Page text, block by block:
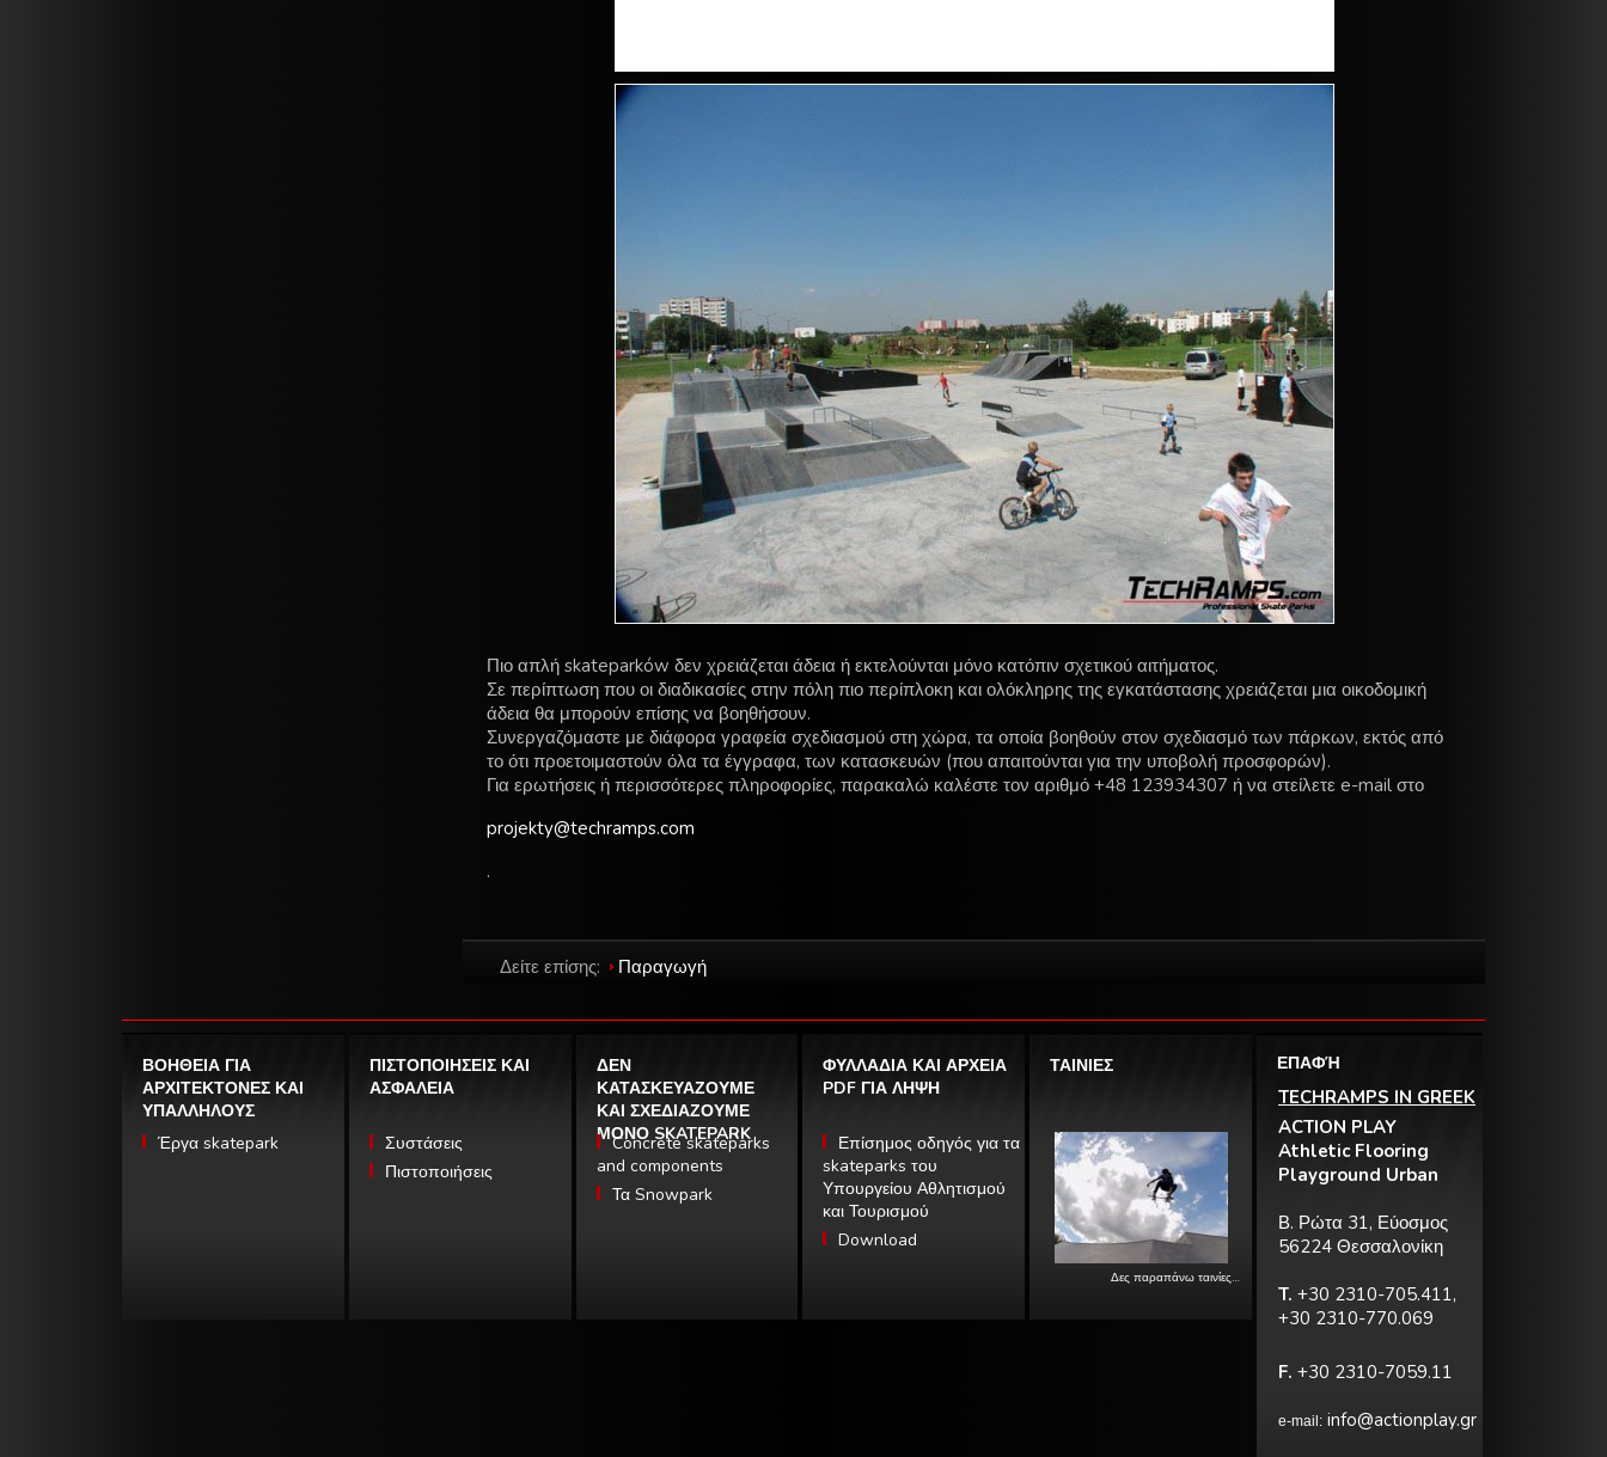
Πιο απλή skateparków δεν χρειάζεται άδεια ή εκτελούνται μόνο κατόπιν σχετικού αιτήματος.
Σε περίπτωση που οι διαδικασίες στην πόλη πιο περίπλοκη και ολόκληρης της εγκατάστασης χρειάζεται μια οικοδομική
άδεια θα μπορούν επίσης να βοηθήσουν.
Συνεργαζόμαστε με διάφορα γραφεία σχεδιασμού στη χώρα, τα οποία βοηθούν στον σχεδιασμό των πάρκων, εκτός από
το ότι προετοιμαστούν όλα τα έγγραφα, των κατασκευών (που απαιτούνται για την υποβολή προσφορών).
Για ερωτήσεις ή περισσότερες πληροφορίες, παρακαλώ καλέστε τον αριθμό +48 123934307 ή να στείλετε e-mail στο
projekty@techramps.com
.
Δείτε επίσης: Παραγωγή
ΒΟΗΘΕΙΑ ΓΙΑ
ΑΡΧΙΤΕΚΤΟΝΕΣ ΚΑΙ
ΥΠΑΛΛΗΛΟΥΣ
Έργα skatepark
ΠΙΣΤΟΠΟΙΗΣΕΙΣ ΚΑΙ
ΑΣΦΑΛΕΙΑ
Συστάσεις
Πιστοποιήσεις
ΔΕΝ
ΚΑΤΑΣΚΕΥΑΖΟΥΜΕ
ΚΑΙ ΣΧΕΔΙΑΖΟΥΜΕ
ΜΟΝΟ SKATEPARK
Concrete skateparks
and components
Τα Snowpark
ΦΥΛΛΑΔΙΑ ΚΑΙ ΑΡΧΕΙΑ
PDF ΓΙΑ ΛΗΨΗ
Επίσημος οδηγός για τα
skateparks του
Υπουργείου Αθλητισμού
και Τουρισμού
Download
ΤΑΙΝΙΕΣ
Δες παραπάνω ταινίες…
ΕΠΑΦΉ
TECHRAMPS IN GREEK
ACTION PLAY
Athletic Flooring
Playground Urban
Β. Ρώτα 31, Εύοσμος
56224 Θεσσαλονίκη
T. +30 2310-705.411,
+30 2310-770.069
F. +30 2310-7059.11
e-mail: info@actionplay.gr